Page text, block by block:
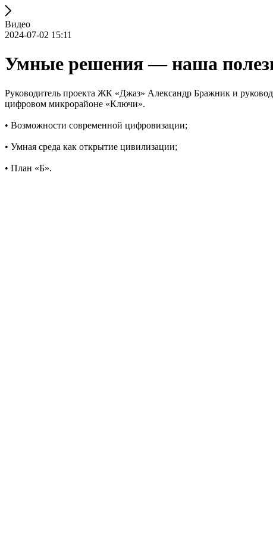
Видео
2024-07-02 15:11
Умные решения — наша
Руководитель проекта ЖК «Джаз» Александр Бражник и
цифровом микрорайоне «Ключи».
• Возможности современной цифровизации;
• Умная среда как открытие цивилизации;
• План «Б».